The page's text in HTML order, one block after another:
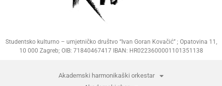
Studentsko kulturno – umjetničko društvo “Ivan Goran Kovačić” ; Opatovina 11,
10 000 Zagreb; OIB: 71840467417 IBAN: HR0223600001101351138
Akademski harmonikaški orkestar